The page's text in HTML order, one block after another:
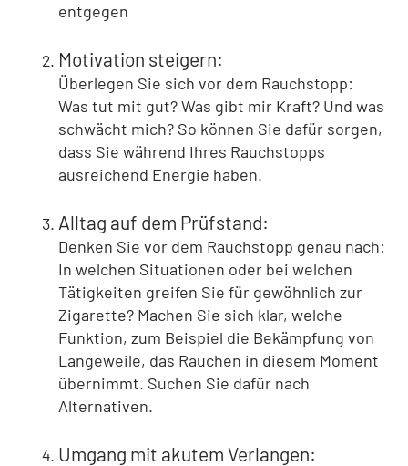
entgegen
Motivation steigern:
Überlegen Sie sich vor dem Rauchstopp:
Was tut mit gut? Was gibt mir Kraft? Und was
schwächt mich? So können Sie dafür sorgen,
dass Sie während Ihres Rauchstopps
ausreichend Energie haben.
Alltag auf dem Prüfstand:
Denken Sie vor dem Rauchstopp genau nach:
In welchen Situationen oder bei welchen
Tätigkeiten greifen Sie für gewöhnlich zur
Zigarette? Machen Sie sich klar, welche
Funktion, zum Beispiel die Bekämpfung von
Langeweile, das Rauchen in diesem Moment
übernimmt. Suchen Sie dafür nach
Alternativen.
Umgang mit akutem Verlangen: